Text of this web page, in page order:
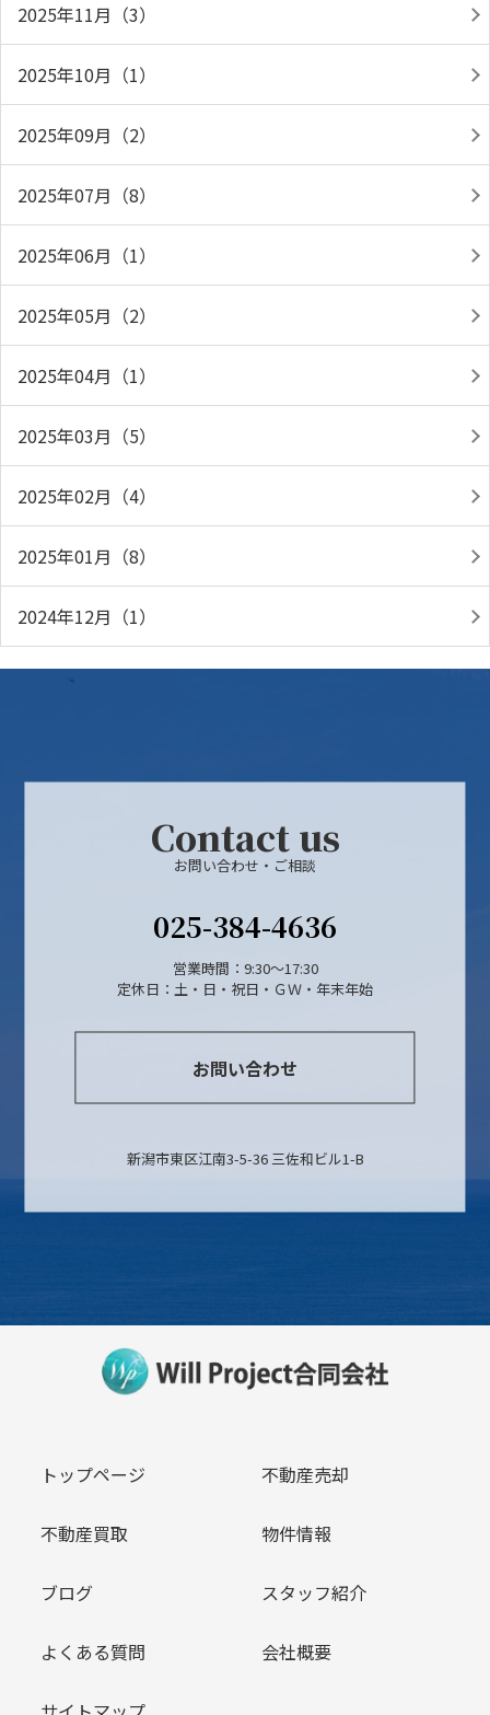
2025年11月（3）
2025年10月（1）
2025年09月（2）
2025年07月（8）
2025年06月（1）
2025年05月（2）
2025年04月（1）
2025年03月（5）
2025年02月（4）
2025年01月（8）
2024年12月（1）
Contact us
お問い合わせ・ご相談
025-384-4636
営業時間：9:30～17:30
定休日：土・日・祝日・ＧＷ・年末年始
お問い合わせ
新潟市東区江南3-5-36 三佐和ビル1-B
トップページ 不動産売却
不動産買取 物件情報
ブログ スタッフ紹介
よくある質問 会社概要